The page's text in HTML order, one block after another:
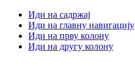
Иди на садржај
Иди на главну навигацију
Иди на прву колону
Иди на другу колону